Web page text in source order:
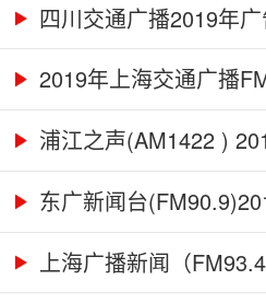
四川交通广播2019年
2019年上海交通广播
浦江之声(AM1422 )
东广新闻台
上海广播新闻（